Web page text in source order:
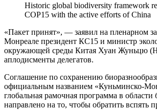
Historic global biodiversity framework
COP15 with the active efforts of China
«Пакет принят», — заявил на пленарном
Монреале президент КС15 и министр
окружающей среды Китая Хуан Жуньцю
аплодисменты делегатов.
Соглашение по сохранению
официальным названием «Куньминско-
глобальная рамочная программа в области
направлено на то, чтобы обратить вспять